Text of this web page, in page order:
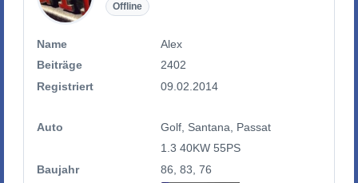
Offline
Name
Alex
Beiträge
2402
Registriert
09.02.2014
Auto
Golf, Santana, Passat
1.3 40KW 55PS
Baujahr
86, 83, 76